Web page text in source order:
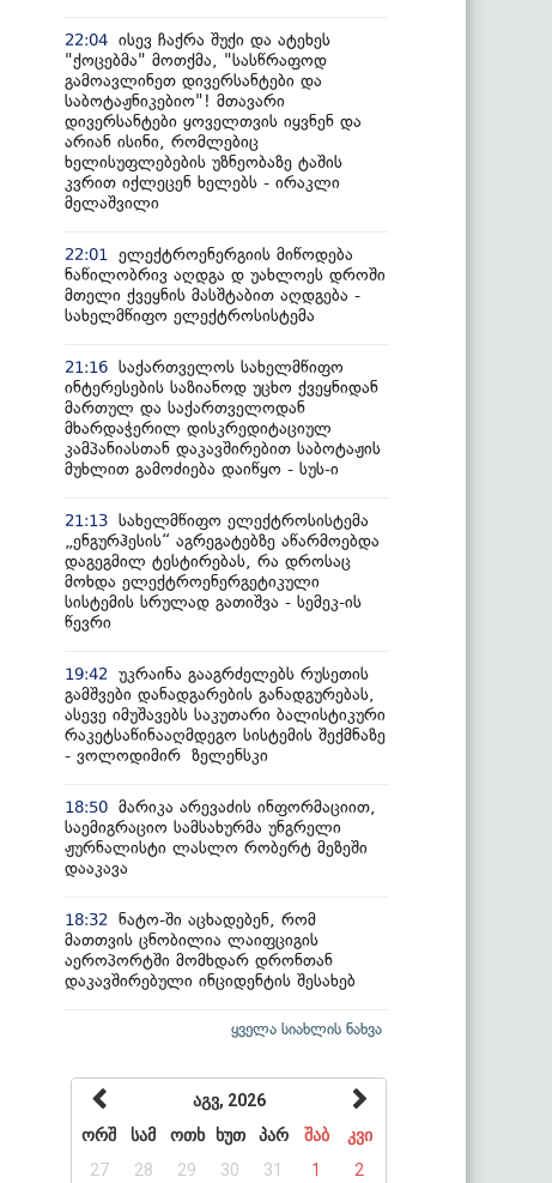
22:04 ისევ ჩაქრა შუქი და ატეხეს
"ქოცებმა" მოთქმა, "სასწრაფოდ
გამოავლინეთ დივერსანტები და
საბოტაჟნიკებიო"! მთავარი
დივერსანტები ყოველთვის იყვნენ და
არიან ისინი, რომლებიც
ხელისუფლებების უზნეობაზე ტაშის
კვრით იქლეცენ ხელებს - ირაკლი
მელაშვილი
22:01
ელექტროენერგიის მიწოდება
ნაწილობრივ აღდგა დ უახლოეს დროში
მთელი ქვეყნის მასშტაბით აღდგება -
სახელმწიფო ელექტროსისტემა
21:16 საქართველოს სახელმწიფო
ინტერესების საზიანოდ უცხო ქვეყნიდან
მართულ და საქართველოდან
მხარდაჭერილ დისკრედიტაციულ
კამპანიასთან დაკავშირებით საბოტაჟის
მუხლით გამოძიება დაიწყო - სუს-ი
21:13 სახელმწიფო ელექტროსისტემა
„ენგურჰესის“ აგრეგატებზე აწარმოებდა
დაგეგმილ ტესტირებას, რა დროსაც
მოხდა ელექტროენერგეტიკული
სისტემის სრულად გათიშვა - სემეკ-ის
წევრი
19:42
უკრაინა გააგრძელებს რუსეთის
გამშვები დანადგარების განადგურებას,
ასევე იმუშავებს საკუთარი ბალისტიკური
რაკეტსაწინააღმდეგო სისტემის შექმნაზე
- ვოლოდიმირ ზელენსკი
18:50 მარიკა არევაძის ინფორმაციით,
საემიგრაციო სამსახურმა უნგრელი
ჟურნალისტი ლასლო რობერტ მეზეში
დააკავა
18:32
ნატო-ში აცხადებენ, რომ
მათთვის ცნობილია ლაიფციგის
აეროპორტში მომხდარ დრონთან
დაკავშირებული ინციდენტის შესახებ
ყველა სიახლის ნახვა
აგვ, 2026
ორშ
სამ ოთხ ხუთ პარ შაბ
კვი
27
28 29 30 31 1
2